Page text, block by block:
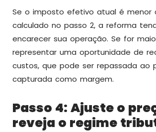
Se o imposto efetivo atual é menor
calculado no passo 2, a reforma
encarecer sua operação. Se for
representar uma oportunidade de
custos, que pode ser repassada ao
capturada como margem.
Passo 4: Ajuste o
reveja o regime